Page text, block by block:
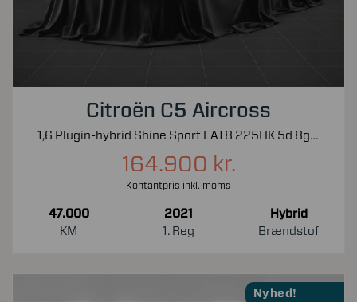
Citroën C5 Aircross
1,6 Plugin-hybrid Shine Sport EAT8 225HK 5d 8g Aut.
164.900 kr.
Kontantpris inkl. moms
47.000
KM
2021
1. Reg
Hybrid
Brændstof
Nyhed!